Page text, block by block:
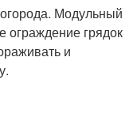
Модульный
ограждение грядок
и